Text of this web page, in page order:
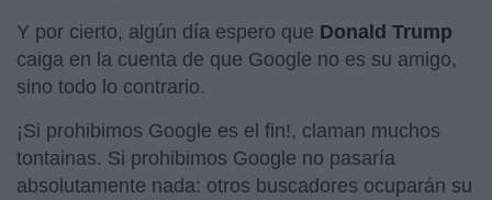
Y por cierto, algún día espero que Donald Trump
caiga en la cuenta de que Google no es su amigo,
sino todo lo contrario.
¡Si prohibimos Google es el fin!, claman muchos
tontainas. Si prohibimos Google no pasaría
absolutamente nada: otros buscadores ocuparán su